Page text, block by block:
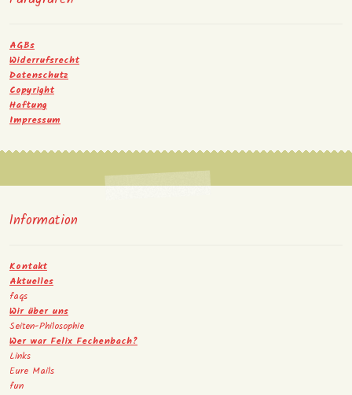
AGBs
Widerrufsrecht
Datenschutz
Copyright
Haftung
Impressum
Information
Kontakt
Aktuelles
faqs
Wir über uns
Seiten-Philosophie
Wer war Felix Fechenbach?
Links
Eure Mails
fun